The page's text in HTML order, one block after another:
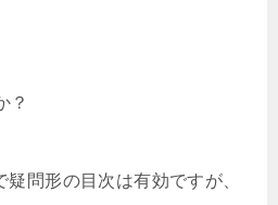
？
問形の目次は有効ですが、